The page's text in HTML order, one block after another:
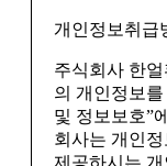
개인정보취급
주식회사 한얼
의 개인정보
및 정보보호”
회사는 개인
제공하시는